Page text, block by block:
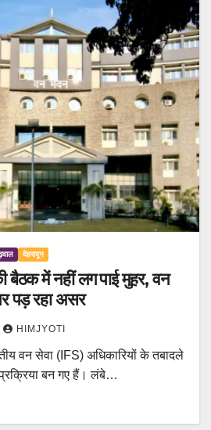
देहरादून
बैठक में नहीं लग पाई मुहर, वन
पड़ रहा असर
HIMJYOTI
वन सेवा (IFS) अधिकारियों के तबादले
बन गए हैं। लंबे…